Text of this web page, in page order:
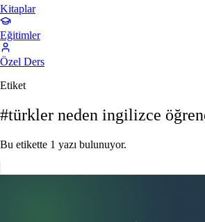
Kitaplar
Eğitimler
Özel Ders
Etiket
#türkler neden ingilizce
Bu etikette 1 yazı bulunuyor.